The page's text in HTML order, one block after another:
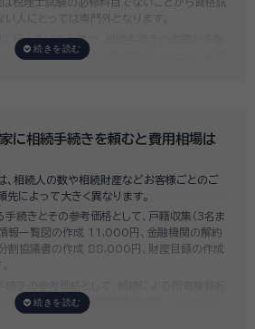
人にとっては専門外となります。
に行っている士業や、相続手続きの実績が多数
ムーズで間違いのない相続手続きのために非常
に相続手続きを頼むと費用相場は
、相続人の数や相続財産などお客様ごとのご
先によって大きく異なります。
続きとその参考価格として、戸籍収集（3名ま
報一覧図の作成 11,000円、金融機関の解約
割協議書の作成 88,000円、財産目録の作成
建物1棟（固定資産評価額の合計1,000万円）